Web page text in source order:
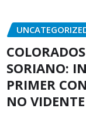
SORIANO:
PRIMER
NO VIDENTE